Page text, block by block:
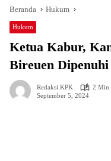
Beranda Hukum
Hukum
Ketua Kabur,
Bireuen
Redaksi KPK
2 Min
September 5, 2024